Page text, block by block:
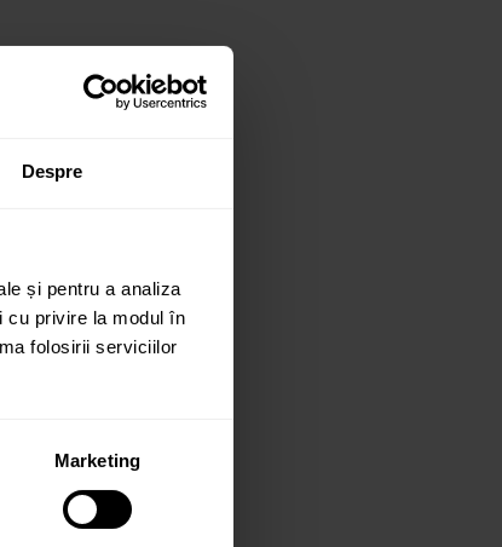
Despre
și pentru a analiza
cu privire la modul în
folosirii serviciilor
Marketing
negru basalt”